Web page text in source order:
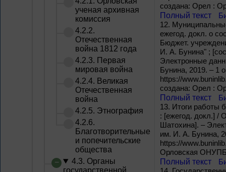
ученая архивная
комиссия
4.2.2.
Отечественная
война 1812 года
4.2.3. Первая
мировая война
4.2.4. Великая
Отечественная
война
4.2.5. Этнография
4.2.6.
Благотворительные
и попечительские
общества
4.3. Органы
государственной
создана: Орел :
Полный текст
12.
ежегод. докл. о
Бюджет.
И. А. Бунина" ;
Электронные
Бунина, 2019. – 1
https://
создана: Орел :
Полный текст
13. Итоги работы
: [ежегод. докл.] /
Шатохина]. –
им. И. А. Бунина,
https://
Орловская
Полный текст